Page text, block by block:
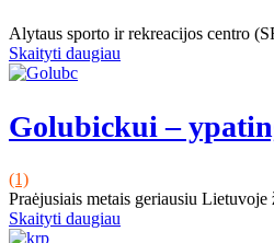
Alytaus sporto ir rekreacijos centro
Skaityti daugiau
Golubickui –
(1)
Praėjusiais metais geriausiu
Skaityti daugiau